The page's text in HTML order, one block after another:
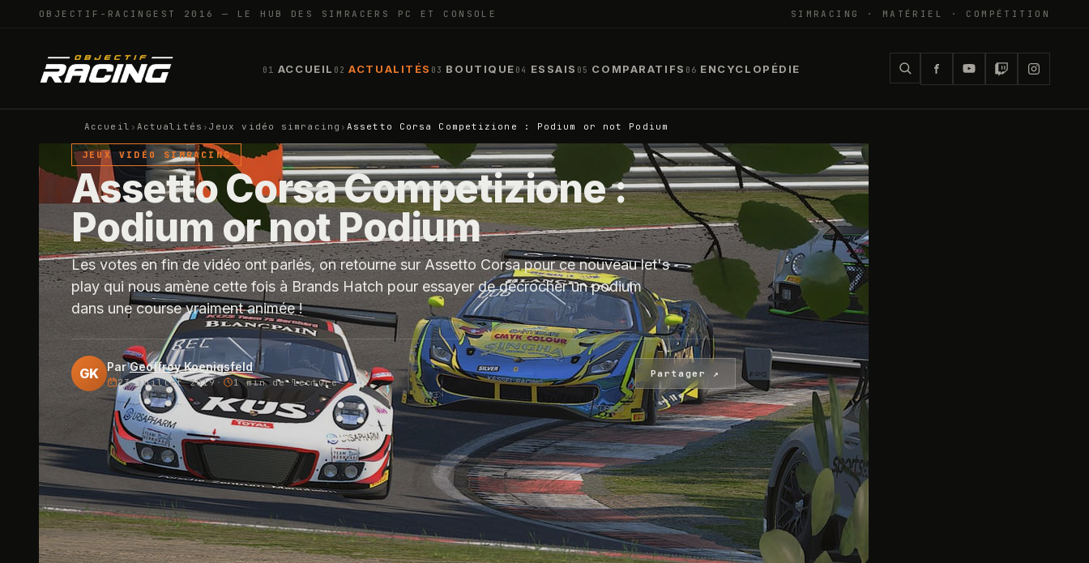
OBJECTIF-RACING EST 2016 — LE HUB DES SIMRACERS PC ET CONSOLE SIMRACING · MATÉRIEL · COMPÉTITION
01 ACCUEIL 02 ACTUALITÉS 03 BOUTIQUE 04 ESSAIS 05 COMPARATIFS 06 ENCYCLOPÉDIE
Accueil › Actualités › Jeux vidéo simracing ›Assetto Corsa Competizione : Podium or not Podium
JEUX VIDÉO SIMRACING
Assetto Corsa Competizione :
Podium or not Podium
Les votes en fin de vidéo ont parlés, on retourne sur Assetto Corsa pour ce nouveau let's
play qui nous amène cette fois à Brands Hatch pour essayer de décrocher un podium
dans une course vraiment animée !
GK Par Geoffroy Koenigsfeld
23 juillet 2019· 1 minde lecture
Partager ↗